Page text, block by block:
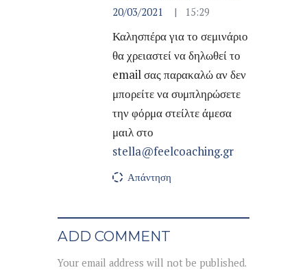
20/03/2021
15:29
Καλησπέρα για το σεμινάριο
θα χρειαστεί να δηλωθεί το
email σας παρακαλώ αν δεν
μπορείτε να συμπληρώσετε
την φόρμα στείλτε άμεσα
μαιλ στο
stella@feelcoaching.gr
Απάντηση
ADD COMMENT
Your email address will not be published.